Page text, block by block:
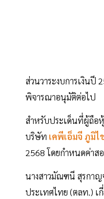
ส่วนวาระงบการเงิน
พิจารณาอนุมัติต่อไป
สำหรับประเด็นที่ผู้ถือ
บริษัท เคพีเอ็มจี ภูมิ
2568 โดยกำหนดค่าส
นางสาวมัณฑนี สุรกา
ประเทศไทย (ตลท.)